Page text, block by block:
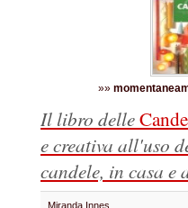
»»
Il libro delle
e creativa all'uso
candele, in casa e
Miranda Innes